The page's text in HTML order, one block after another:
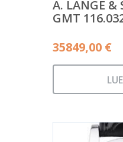
A. LANGE &
GMT
35849,00 €